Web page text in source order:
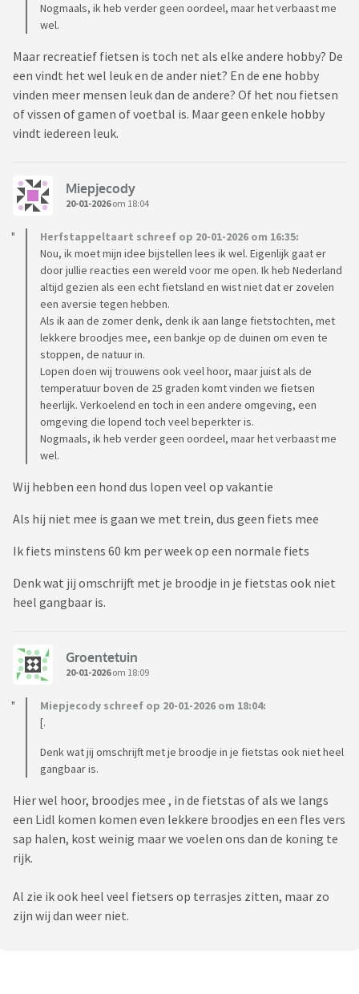
Nogmaals, ik heb verder geen oordeel, maar het verbaast me
wel.
Maar recreatief fietsen is toch net als elke andere hobby? De
een vindt het wel leuk en de ander niet? En de ene hobby
vinden meer mensen leuk dan de andere? Of het nou fietsen
of vissen of gamen of voetbal is. Maar geen enkele hobby
vindt iedereen leuk.
Miepjecody
20-01-2026om 18:04
Herfstappeltaart schreef op 20-01-2026 om 16:35:
Nou, ik moet mijn idee bijstellen lees ik wel. Eigenlijk gaat er
door jullie reacties een wereld voor me open. Ik heb Nederland
altijd gezien als een echt fietsland en wist niet dat er zovelen
een aversie tegen hebben.
Als ik aan de zomer denk, denk ik aan lange fietstochten, met
lekkere broodjes mee, een bankje op de duinen om even te
stoppen, de natuur in.
Lopen doen wij trouwens ook veel hoor, maar juist als de
temperatuur boven de 25 graden komt vinden we fietsen
heerlijk. Verkoelend en toch in een andere omgeving, een
omgeving die lopend toch veel beperkter is.
Nogmaals, ik heb verder geen oordeel, maar het verbaast me
wel.
Wij hebben een hond dus lopen veel op vakantie
Als hij niet mee is gaan we met trein, dus geen fiets mee
Ik fiets minstens 60 km per week op een normale fiets
Denk wat jij omschrijft met je broodje in je fietstas ook niet
heel gangbaar is.
Groentetuin
20-01-2026om 18:09
Miepjecody schreef op 20-01-2026 om 18:04:
[.
Denk wat jij omschrijft met je broodje in je fietstas ook niet heel
gangbaar is.
Hier wel hoor, broodjes mee , in de fietstas of als we langs
een Lidl komen komen even lekkere broodjes en een fles vers
sap halen, kost weinig maar we voelen ons dan de koning te
rijk.
Al zie ik ook heel veel fietsers op terrasjes zitten, maar zo
zijn wij dan weer niet.